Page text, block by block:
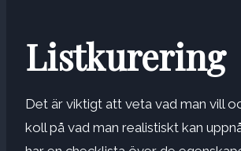
Listkurering
Det är viktigt att veta vad man vill
koll på vad man realistiskt kan